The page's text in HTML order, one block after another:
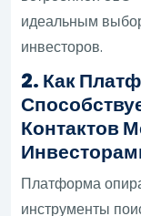
идеальным
инвесторов.
2. Как
Контактов
Платформа
инструменты